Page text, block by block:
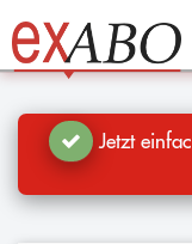
Jetzt
Blog
Jetzt